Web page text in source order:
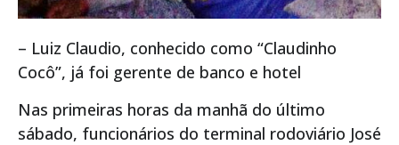
– Luiz Claudio, conhecido como “Claudinho
Cocô”, já foi gerente de banco e hotel
Nas primeiras horas da manhã do último
sábado, funcionários do terminal rodoviário José